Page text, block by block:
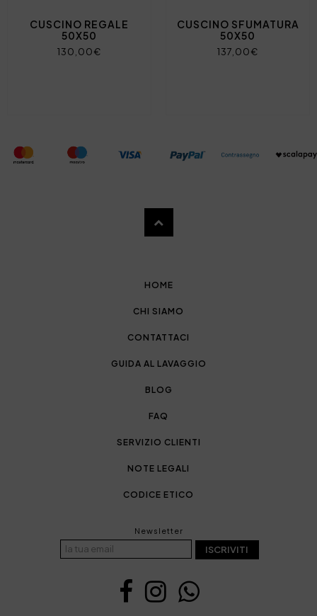
CUSCINO REGALE
50X50
130,00€
CUSCINO SFUMATURA
50X50
137,00€
HOME
CHI SIAMO
CONTATTACI
GUIDA AL LAVAGGIO
BLOG
FAQ
SERVIZIO CLIENTI
NOTE LEGALI
CODICE ETICO
Newsletter
ISCRIVITI